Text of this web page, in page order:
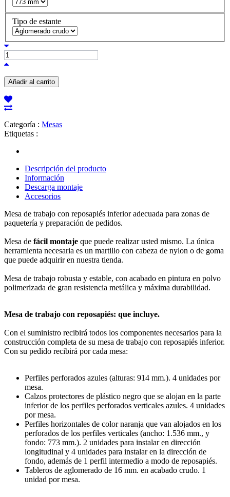
Tipo de estante
Añadir al carrito
Categoría : Mesas
Etiquetas :
Descripción del producto
Información
Descarga montaje
Accesorios
Mesa de trabajo con reposapiés inferior adecuada para zonas de
paquetería y preparación de pedidos.
Mesa de fácil montaje que puede realizar usted mismo. La única
herramienta necesaria es un martillo con cabeza de nylon o de goma
que puede adquirir en nuestra tienda.
Mesa de trabajo robusta y estable, con acabado en pintura en polvo
polimerizada de gran resistencia metálica y máxima durabilidad.
Mesa de trabajo con reposapiés: que incluye.
Con el suministro recibirá todos los componentes necesarios para la
construcción completa de su mesa de trabajo con reposapiés inferior.
Con su pedido recibirá por cada mesa:
Perfiles perforados azules (alturas: 914 mm.). 4 unidades por
mesa.
Calzos protectores de plástico negro que se alojan en la parte
inferior de los perfiles perforados verticales azules. 4 unidades
por mesa.
Perfiles horizontales de color naranja que van alojados en los
perforados de los perfiles verticales (ancho: 1.536 mm., y
fondo: 773 mm.). 2 unidades para instalar en dirección
longitudinal y 4 unidades para instalar en la dirección de
fondo, además de 1 perfil intermedio a modo de reposapiés.
Tableros de aglomerado de 16 mm. en acabado crudo. 1
unidad por mesa.